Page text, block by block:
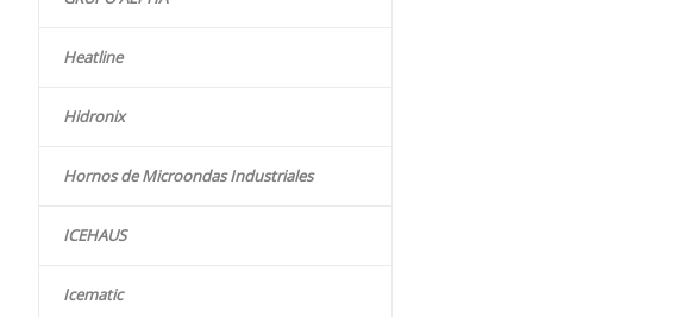
Heatline
Hidronix
Hornos de Microondas Industriales
ICEHAUS
Icematic